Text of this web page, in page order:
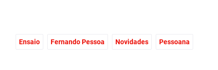
Ensaio Fernando Pessoa Novidades Pessoana